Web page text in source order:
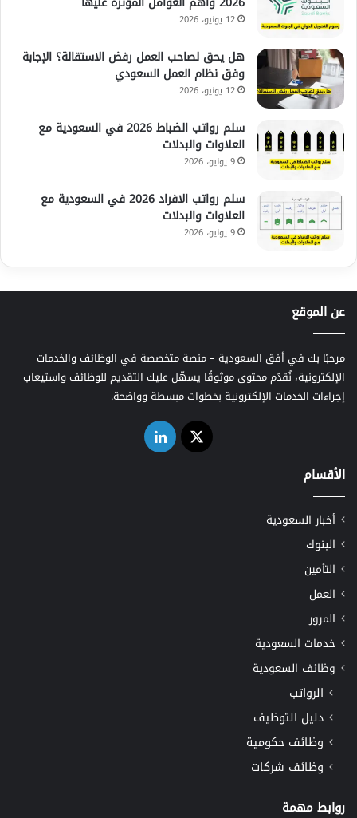
12 يونيو، 2026
هل يحق لصاحب العمل رفض الاستقالة؟ الإجابة
وفق نظام العمل السعودي
12 يونيو، 2026
سلم رواتب الضباط 2026 في السعودية مع
العلاوات والبدلات
9 يونيو، 2026
سلم رواتب الافراد 2026 في السعودية مع
العلاوات والبدلات
9 يونيو، 2026
عن الموقع
مرحبًا بك في أفق السعودية – منصة متخصصة في الوظائف والخدمات
الإلكترونية، نُقدّم محتوى موثوقًا يسهّل عليك التقديم للوظائف واستيعاب
إجراءات الخدمات الإلكترونية بخطوات مبسطة وواضحة.
‫X لينكدإن
الأقسام
أخبار السعودية
البنوك
التأمين
العمل
المرور
خدمات السعودية
وظائف السعودية
الرواتب
دليل التوظيف
وظائف حكومية
وظائف شركات
روابط مهمة